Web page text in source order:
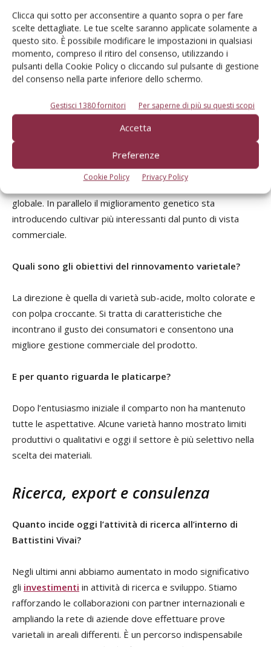
Clicca qui sotto per acconsentire a quanto sopra o per fare
scelte dettagliate. Le tue scelte saranno applicate solamente a
questo sito. È possibile modificare le impostazioni in qualsiasi
momento, compreso il ritiro del consenso, utilizzando i
pulsanti della Cookie Policy o cliccando sul pulsante di gestione
del consenso nella parte inferiore dello schermo.
Gestisci 1380 fornitori Per saperne di più su questi scopi
Accetta
Preferenze
Cookie Policy Privacy Policy
recenti stiamo osservando con interesse nuove selezioni
che puntano a coniugare gusto, produttività e affidabilità
agronomica.
Pesche e nettarine: torna l’interesse del
Pesche e nettarine stanno vivendo una nuova fase?
Esattamente. Dopo anni difficili registriamo un rinnovato
interesse. Negli ultimi tempi molti impianti sono stati
globale. In parallelo il miglioramento genetico sta
introducendo cultivar più interessanti dal punto di vista
commerciale.
Quali sono gli obiettivi del rinnovamento varietale?
La direzione è quella di varietà sub-acide, molto colorate e
con polpa croccante. Si tratta di caratteristiche che
incontrano il gusto dei consumatori e consentono una
migliore gestione commerciale del prodotto.
E per quanto riguarda le platicarpe?
Dopo l’entusiasmo iniziale il comparto non ha mantenuto
tutte le aspettative. Alcune varietà hanno mostrato limiti
produttivi o qualitativi e oggi il settore è più selettivo nella
scelta dei materiali.
Ricerca, export e consulenza
Quanto incide oggi l’attività di ricerca all’interno di
Battistini Vivai?
Negli ultimi anni abbiamo aumentato in modo significativo
gli investimenti in attività di ricerca e sviluppo. Stiamo
rafforzando le collaborazioni con partner internazionali e
ampliando la rete di aziende dove effettuare prove
varietali in areali differenti. È un percorso indispensabile